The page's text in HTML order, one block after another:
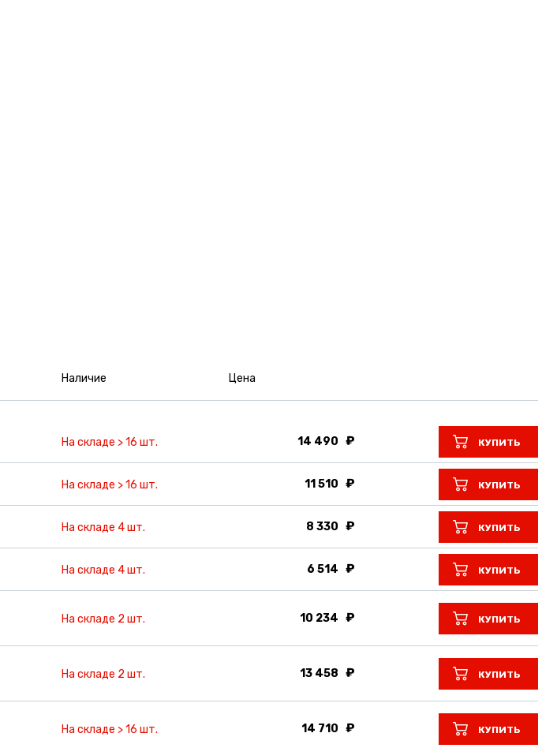
Наличие Цена
На складе > 16 шт. 14 490 КУПИТЬ
На складе > 16 шт. 11 510 КУПИТЬ
На складе 4 шт. 8 330 КУПИТЬ
На складе 4 шт. 6 514 КУПИТЬ
На складе 2 шт. 10 234 КУПИТЬ
На складе 2 шт. 13 458 КУПИТЬ
На складе > 16 шт. 14 710 КУПИТЬ